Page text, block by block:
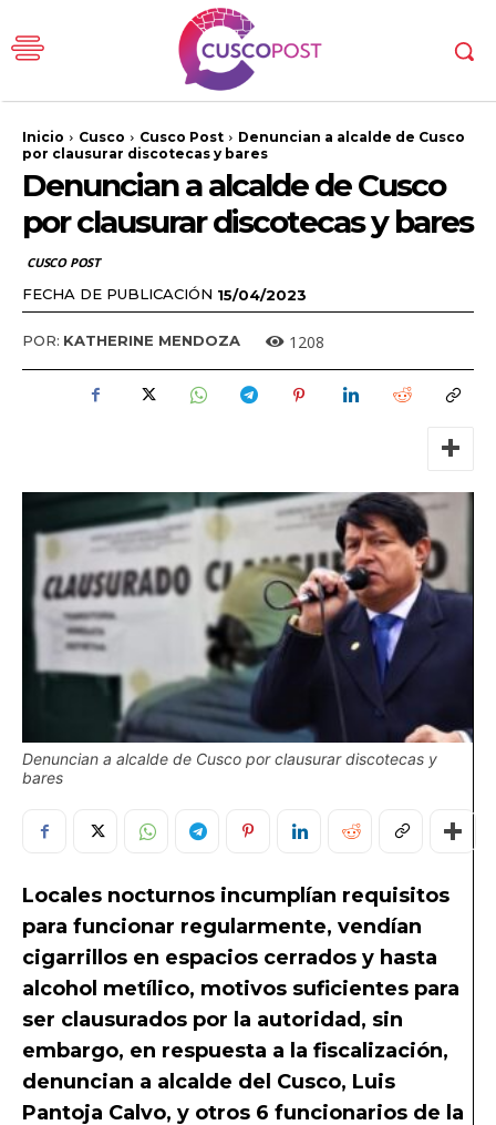
Inicio Cusco Cusco Post
Denuncian a alcalde de Cusco
por clausurar discotecas y bares
Denuncian a alcalde de Cusco
por clausurar discotecas y bares
CUSCO POST
FECHA DE PUBLICACIÓN 15/04/2023
POR: KATHERINE MENDOZA 1208
Denuncian a alcalde de Cusco por clausurar discotecas y
bares
Locales nocturnos incumplían requisitos
para funcionar regularmente, vendían
cigarrillos en espacios cerrados y hasta
alcohol metílico, motivos suficientes para
ser clausurados por la autoridad, sin
embargo, en respuesta a la fiscalización,
denuncian a alcalde del Cusco, Luis
Pantoja Calvo, y otros 6 funcionarios de la